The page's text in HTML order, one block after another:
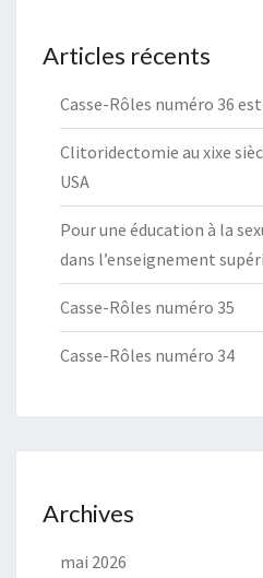
Articles récents
Casse-Rôles numéro 36
Clitoridectomie au xixe
USA
Pour une éducation à la
dans l’enseignement
Casse-Rôles numéro 35
Casse-Rôles numéro 34
Archives
mai 2026